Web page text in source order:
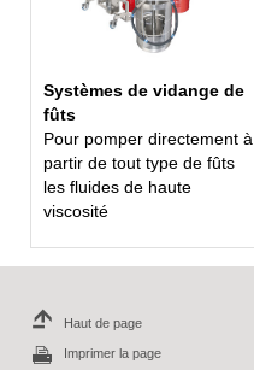
Systèmes de vidange de
fûts
Pour pomper directement à
partir de tout type de fûts
les fluides de haute
viscosité
Haut de page
Imprimer la page